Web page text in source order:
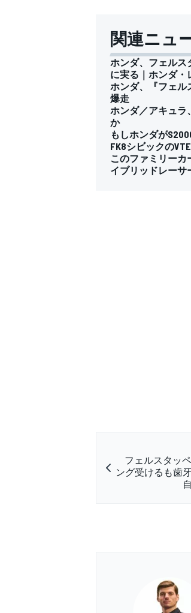
関連ニュ
ホンダ、フェルス
に実る｜ホンダ・
ホンダ、『フェル
爆走
ホンダ／アキュラ
か
もしホンダが
FK8シビックの
このファミリーカ
イブリッドレーサ
フェルスタッ
ング受けるも歯